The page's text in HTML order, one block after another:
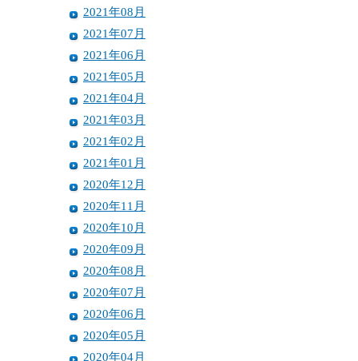
2021年08月
2021年07月
2021年06月
2021年05月
2021年04月
2021年03月
2021年02月
2021年01月
2020年12月
2020年11月
2020年10月
2020年09月
2020年08月
2020年07月
2020年06月
2020年05月
2020年04月